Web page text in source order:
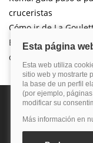
cruceristas
Cómo ir de La
Bou Said por libre
crucero